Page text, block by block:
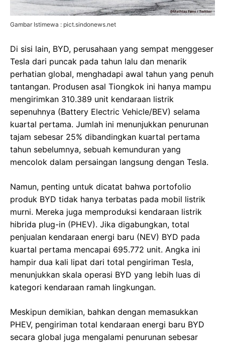
Gambar Istimewa : pict.sindonews.net
Di sisi lain, BYD, perusahaan yang sempat menggeser
Tesla dari puncak pada tahun lalu dan menarik
perhatian global, menghadapi awal tahun yang penuh
tantangan. Produsen asal Tiongkok ini hanya mampu
mengirimkan 310.389 unit kendaraan listrik
sepenuhnya (Battery Electric Vehicle/BEV) selama
kuartal pertama. Jumlah ini menunjukkan penurunan
tajam sebesar 25% dibandingkan kuartal pertama
tahun sebelumnya, sebuah kemunduran yang
mencolok dalam persaingan langsung dengan Tesla.
Namun, penting untuk dicatat bahwa portofolio
produk BYD tidak hanya terbatas pada mobil listrik
murni. Mereka juga memproduksi kendaraan listrik
hibrida plug-in (PHEV). Jika digabungkan, total
penjualan kendaraan energi baru (NEV) BYD pada
kuartal pertama mencapai 695.772 unit. Angka ini
hampir dua kali lipat dari total pengiriman Tesla,
menunjukkan skala operasi BYD yang lebih luas di
kategori kendaraan ramah lingkungan.
Meskipun demikian, bahkan dengan memasukkan
PHEV, pengiriman total kendaraan energi baru BYD
secara global juga mengalami penurunan sebesar